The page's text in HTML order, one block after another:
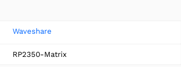
Waveshare
RP2350-Matrix